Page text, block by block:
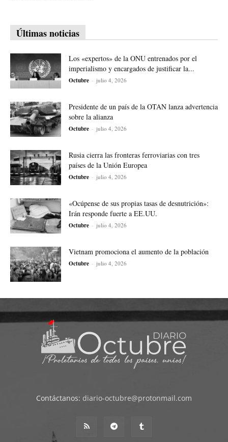
Últimas noticias
Los «expertos» de la ONU entrenados por el
imperialismo y encargados de justificar la...
Octubre - julio 4, 2026
Presidente de un país de la OTAN lanza advertencia
sobre la alianza
Octubre - julio 4, 2026
Rusia cierra las fronteras ferroviarias con tres
países de la Unión Europea
Octubre - julio 4, 2026
«Ocúpense de sus propias tasas de desnutrición»:
Irán responde fuerte a EE.UU.
Octubre - julio 4, 2026
Vietnam promociona el aumento de la población
Octubre - julio 4, 2026
Contáctanos: diario-octubre@protonmail.com